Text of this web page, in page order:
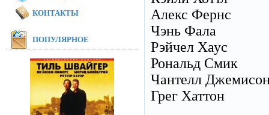
Алекс Фернс
Чэнь Фала
Рэйчел Хаус
Рональд Смик
Чантелл
Грег Хаттон
КОНТАКТЫ
ПОПУЛЯРНОЕ